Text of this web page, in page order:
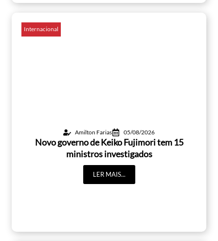
Internacional
Amilton Farias 05/08/2026
Novo governo de Keiko Fujimori tem 15
ministros investigados
LER MAIS...